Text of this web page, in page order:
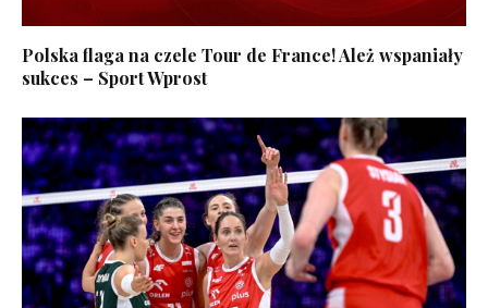
Polska flaga na czele Tour de France! Ależ wspaniały
sukces – Sport Wprost